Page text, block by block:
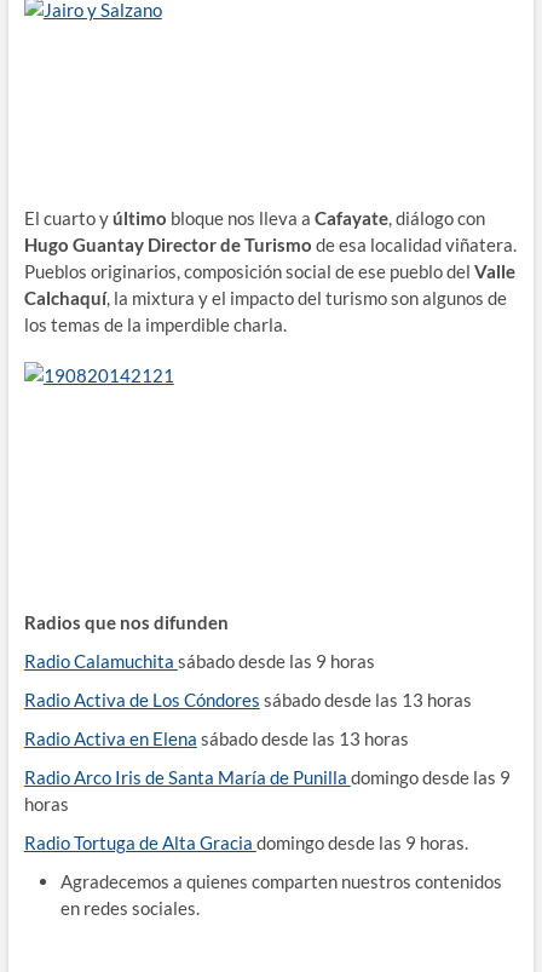
El cuarto yúltimo bloque nos lleva a Cafayate, diálogo con
Hugo Guantay Director de Turismo de esa localidad viñatera.
Pueblos originarios, composición social de ese pueblo del Valle
Calchaquí, la mixtura y el impacto del turismo son algunos de
los temas de la imperdible charla.
Radios que nos difunden
Radio Calamuchita sábado desde las 9 horas
Radio Activa de Los Cóndores sábado desde las 13 horas
Radio Activa en Elena sábado desde las 13 horas
Radio Arco Iris de Santa María de Punilla domingo desde las 9
horas
Radio Tortuga de Alta Gracia domingo desde las 9 horas.
Agradecemos a quienes comparten nuestros contenidos
en redes sociales.